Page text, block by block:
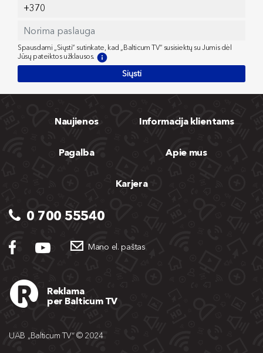
Spausdami „Siųsti“ sutinkate, kad „Balticum TV“ susisiektų su Jumis dėl
Jūsų pateiktos užklausos.
Siųsti
Naujienos Informacija klientams
Pagalba Apie mus
Karjera
0 700 55540
Mano el. paštas
Reklama
per Balticum TV
UAB „Balticum TV“ © 2024